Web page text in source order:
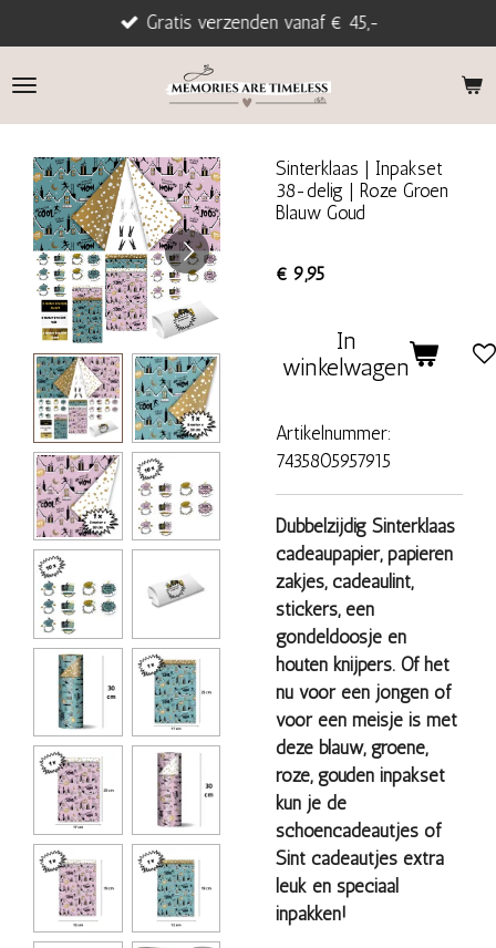
direct
naar
Gratis verzenden vanaf € 45,-
Sinterklaas | Inpakset
38-delig | Roze Groen
Blauw Goud
€ 9,95
In
winkelwagen
Artikelnummer:
7435805957915
Dubbelzijdig Sinterklaas
cadeaupapier, papieren
zakjes, cadeaulint,
stickers, een
gondeldoosje en
houten knijpers. Of het
nu voor een jongen of
voor een meisje is met
deze blauw, groene,
roze, gouden inpakset
kun je de
schoencadeautjes of
Sint cadeautjes extra
leuk en speciaal
inpakken!